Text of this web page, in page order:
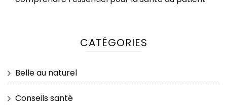
CATÉGORIES
Belle au naturel
Conseils santé